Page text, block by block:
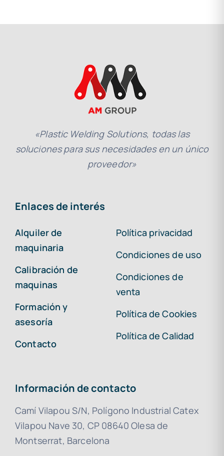
«Plastic Welding Solutions, todas las
soluciones para sus necesidades en un único
proveedor»
Enlaces de interés
Alquiler de
maquinaria
Calibración de
maquinas
Formación y
asesoría
Contacto
Política privacidad
Condiciones de uso
Condiciones de
venta
Política de Cookies
Política de Calidad
Información de contacto
Camí Vilapou S/N, Polígono Industrial Catex
Vilapou Nave 30, CP 08640 Olesa de
Montserrat, Barcelona